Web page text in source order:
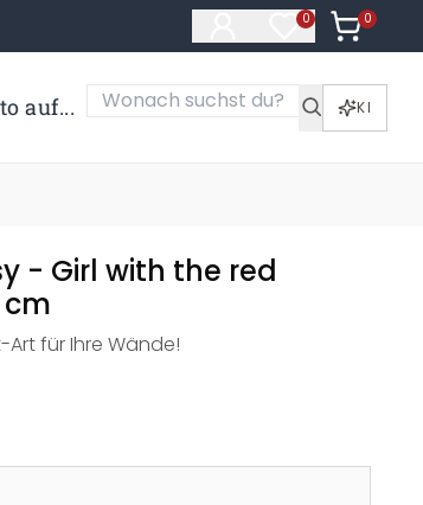
0
Artikel im
0
Artikel
auf... KI
- Girl with the red
für Ihre Wände!